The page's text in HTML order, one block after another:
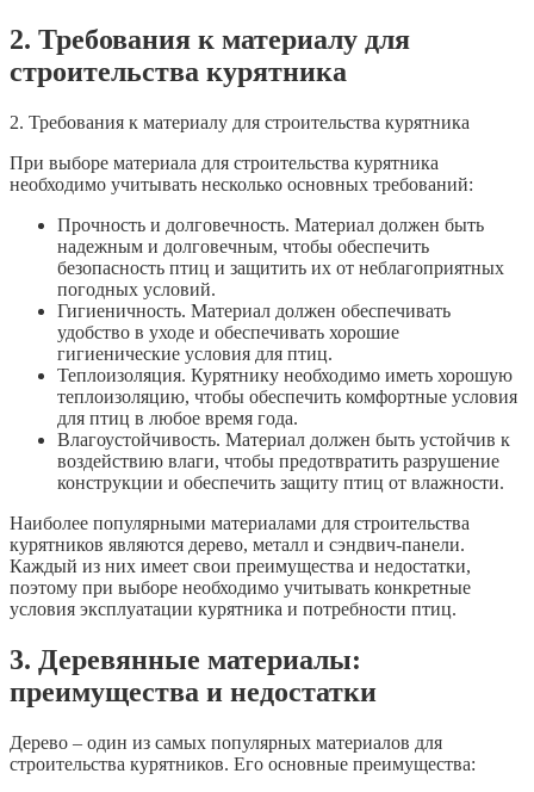
2. Требования к материалу для
строительства курятника
2. Требования к материалу для строительства курятника
При выборе материала для строительства курятника
необходимо учитывать несколько основных требований:
Прочность и долговечность. Материал должен быть
надежным и долговечным, чтобы обеспечить
безопасность птиц и защитить их от неблагоприятных
погодных условий.
Гигиеничность. Материал должен обеспечивать
удобство в уходе и обеспечивать хорошие
гигиенические условия для птиц.
Теплоизоляция. Курятнику необходимо иметь хорошую
теплоизоляцию, чтобы обеспечить комфортные условия
для птиц в любое время года.
Влагоустойчивость. Материал должен быть устойчив к
воздействию влаги, чтобы предотвратить разрушение
конструкции и обеспечить защиту птиц от влажности.
Наиболее популярными материалами для строительства
курятников являются дерево, металл и сэндвич-панели.
Каждый из них имеет свои преимущества и недостатки,
поэтому при выборе необходимо учитывать конкретные
условия эксплуатации курятника и потребности птиц.
3. Деревянные материалы:
преимущества и недостатки
Дерево – один из самых популярных материалов для
строительства курятников. Его основные преимущества: